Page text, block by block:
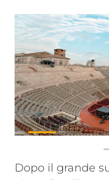
Dopo il grande